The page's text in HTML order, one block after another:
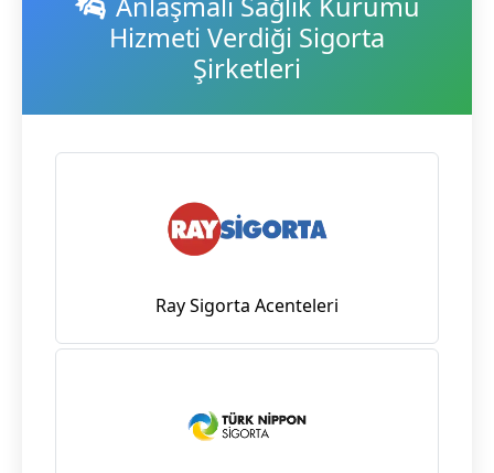
Anlaşmalı Sağlık Kurumu
Hizmeti Verdiği Sigorta
Şirketleri
Ray Sigorta Acenteleri